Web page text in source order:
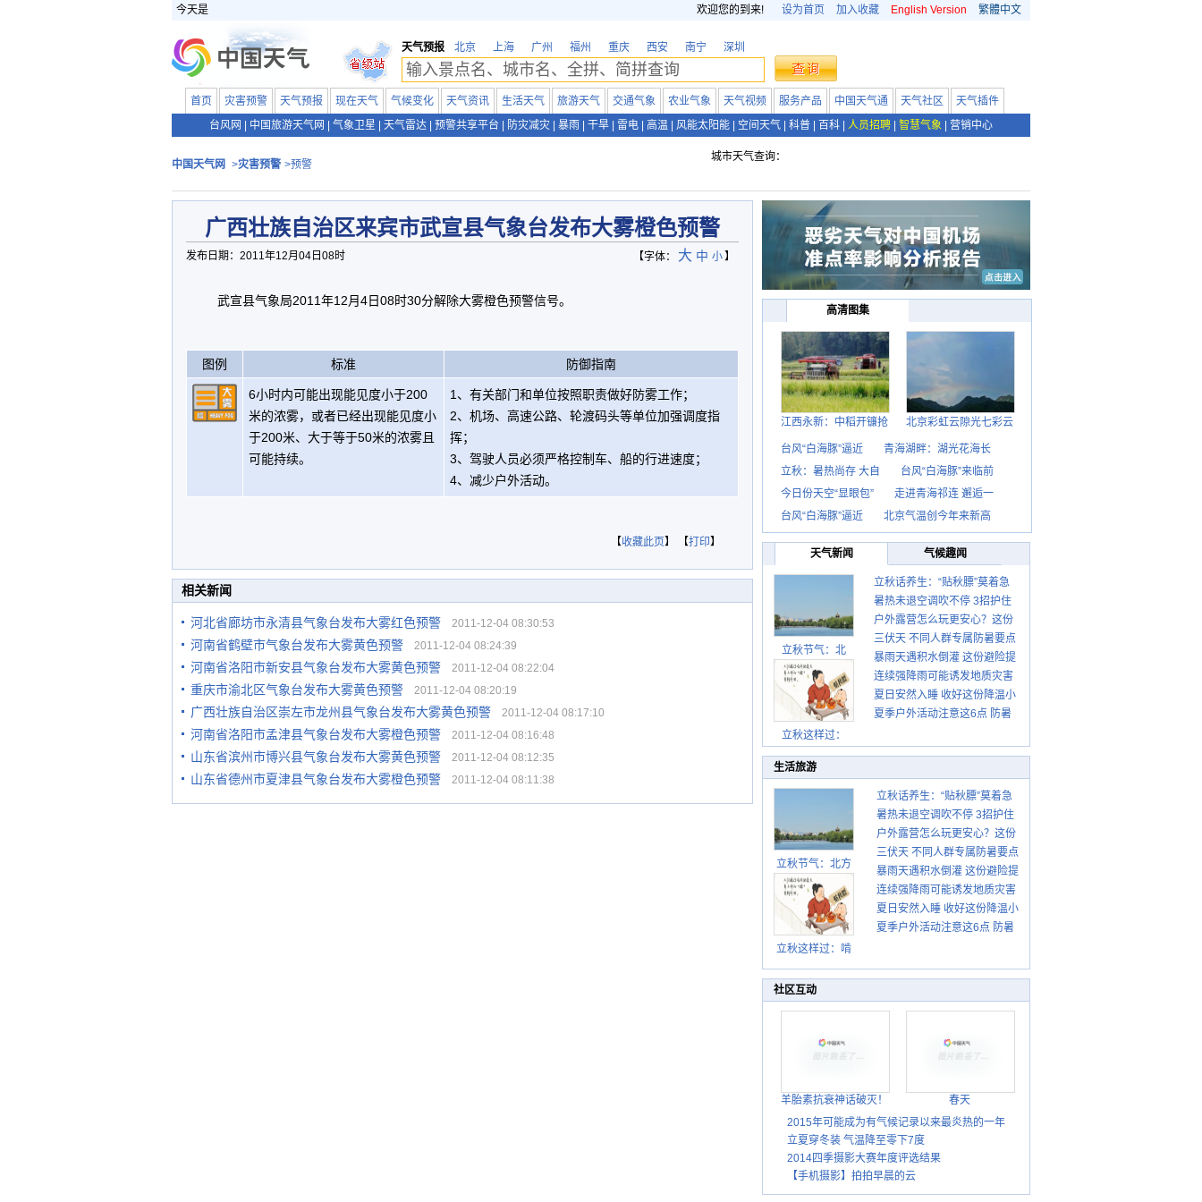
今天是 欢迎您的到来! 设为首页 加入收藏 English Version 繁體中文
天气预报 北京 上海 广州 福州 重庆 西安 南宁 深圳
首页 灾害预警 天气预报 现在天气 气候变化 天气资讯 生活天气 旅游天气 交通气象 农业气象 天气视频 服务产品 中国天气通 天气社区
天气插件
台风网
中国旅游天气网 气象卫星 天气雷达 预警共享平台 防灾减灾 暴雨 干旱 雷电 高温 风能太阳能 空间天气 科普 百科 人员招聘 智慧气象 营销中心
中国天气网 >灾害预警 >预警
城市天气查询：
广西壮族自治区来宾市武宣县气象台发布大雾橙色预警
发布日期：2011年12月04日08时 【字体： 大 中 小】
武宣县气象局2011年12月4日08时30分解除大雾橙色预警信号。
图例 标准 防御指南
6小时内可能出现能见度小于200
米的浓雾，或者已经出现能见度小
于200米、大于等于50米的浓雾且
可能持续。
1、有关部门和单位按照职责做好防雾工作；
2、机场、高速公路、轮渡码头等单位加强调度指
挥；
3、驾驶人员必须严格控制车、船的行进速度；
4、减少户外活动。
【收藏此页】 【打印】
相关新闻
河北省廊坊市永清县气象台发布大雾红色预警 2011-12-04 08:30:53
河南省鹤壁市气象台发布大雾黄色预警 2011-12-04 08:24:39
河南省洛阳市新安县气象台发布大雾黄色预警 2011-12-04 08:22:04
重庆市渝北区气象台发布大雾黄色预警 2011-12-04 08:20:19
广西壮族自治区崇左市龙州县气象台发布大雾黄色预警 2011-12-04 08:17:10
河南省洛阳市孟津县气象台发布大雾橙色预警 2011-12-04 08:16:48
山东省滨州市博兴县气象台发布大雾黄色预警 2011-12-04 08:12:35
山东省德州市夏津县气象台发布大雾橙色预警 2011-12-04 08:11:38
高清图集
江西永新：中稻开镰抢 北京彩虹云隙光七彩云
台风“白海豚”逼近
青海湖畔：湖光花海长
立秋：暑热尚存 大自
台风“白海豚”来临前
今日份天空“显眼包”
走进青海祁连 邂逅一
台风“白海豚”逼近
北京气温创今年来新高
天气新闻 气候趣闻
立秋节气：北
立秋这样过：
立秋话养生：“贴秋膘”莫着急
先清暑再防燥
暑热未退空调吹不停 3招护住
肩颈不酸痛
户外露营怎么玩更安心？这份
攻略请收好
三伏天 不同人群专属防暑要点
请收好
暴雨天遇积水倒灌 这份避险提
示请收好
连续强降雨可能诱发地质灾害
这些前兆要知道
夏日安然入睡 收好这份降温小
贴士
夏季户外活动注意这6点 防暑
生活旅游
立秋节气：北方
逐渐转凉 南方暑
热仍盛
立秋这样过：啃
祝丰收迎秋来
立秋话养生：“贴秋膘”莫着急
先清暑再防燥
暑热未退空调吹不停 3招护住
肩颈不酸痛
户外露营怎么玩更安心？这份
攻略请收好
三伏天 不同人群专属防暑要点
请收好
暴雨天遇积水倒灌 这份避险提
示请收好
连续强降雨可能诱发地质灾害
这些前兆要知道
夏日安然入睡 收好这份降温小
贴士
夏季户外活动注意这6点 防暑
社区互动
羊胎素抗衰神话破灭！
春天
2015年可能成为有气候记录以来最炎热的一年
立夏穿冬装 气温降至零下7度
2014四季摄影大赛年度评选结果
【手机摄影】拍拍早晨的云